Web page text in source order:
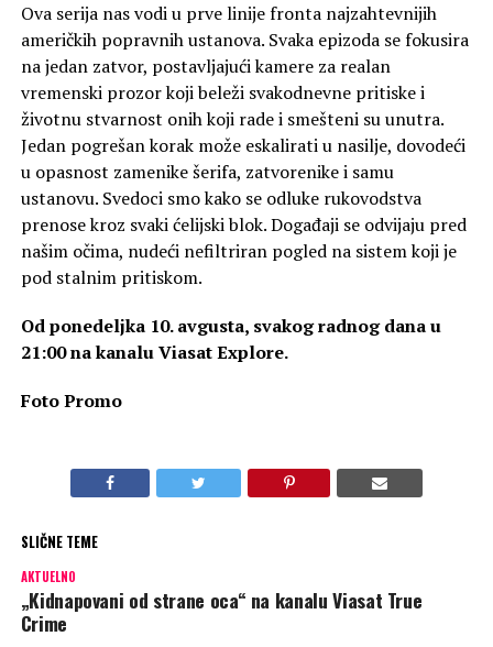
Ova serija nas vodi u prve linije fronta najzahtevnijih
američkih popravnih ustanova. Svaka epizoda se fokusira
na jedan zatvor, postavljajući kamere za realan
vremenski prozor koji beleži svakodnevne pritiske i
životnu stvarnost onih koji rade i smešteni su unutra.
Jedan pogrešan korak može eskalirati u nasilje, dovodeći
u opasnost zamenike šerifa, zatvorenike i samu
ustanovu. Svedoci smo kako se odluke rukovodstva
prenose kroz svaki ćelijski blok. Događaji se odvijaju pred
našim očima, nudeći nefiltriran pogled na sistem koji je
pod stalnim pritiskom.
Od ponedeljka 10. avgusta, svakog radnog dana u
21:00 na kanalu Viasat Explore.
Foto Promo
SLIČNE TEME
AKTUELNO
„Kidnapovani od strane oca“ na kanalu Viasat True
Crime